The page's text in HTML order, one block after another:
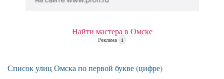
Найти мастера в Омске
Реклама i
Список улиц Омска по первой букве (цифре)